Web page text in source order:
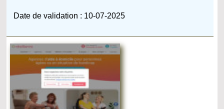
Date de validation : 10-07-2025